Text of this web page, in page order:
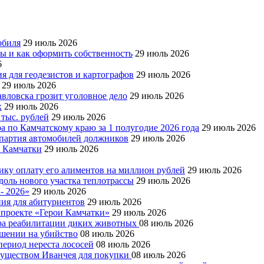
29 июль 2026
и как оформить собственность 29 июль 2026
для геодезистов и картографов 29 июль 2026
29 июль 2026
грозит уголовное дело 29 июль 2026
29 июль 2026
рублей 29 июль 2026
по Камчатскому краю за 1 полугодие 2026 года 29 июль 2026
автомобилей должников 29 июль 2026
29 июль 2026
оплату его алиментов на миллион рублей 29 июль 2026
нового участка теплотрассы 29 июль 2026
2026» 29 июль 2026
для абитуриентов 29 июль 2026
«Герои Камчатки» 29 июль 2026
реабилитации диких животных 08 июль 2026
на убийство 08 июль 2026
нереста лососей 08 июль 2026
Иванчея для покупки 08 июль 2026